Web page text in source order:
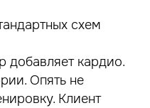
схем
добавляет кардио.
Опять не
Клиент